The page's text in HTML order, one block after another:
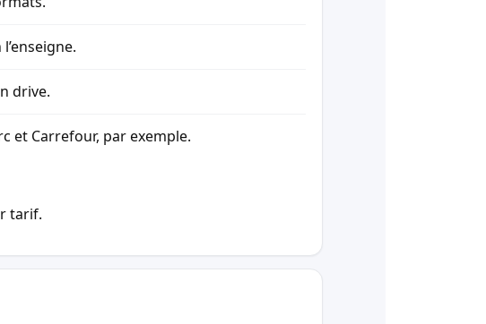
drive.
et Carrefour, par exemple.
tarif.